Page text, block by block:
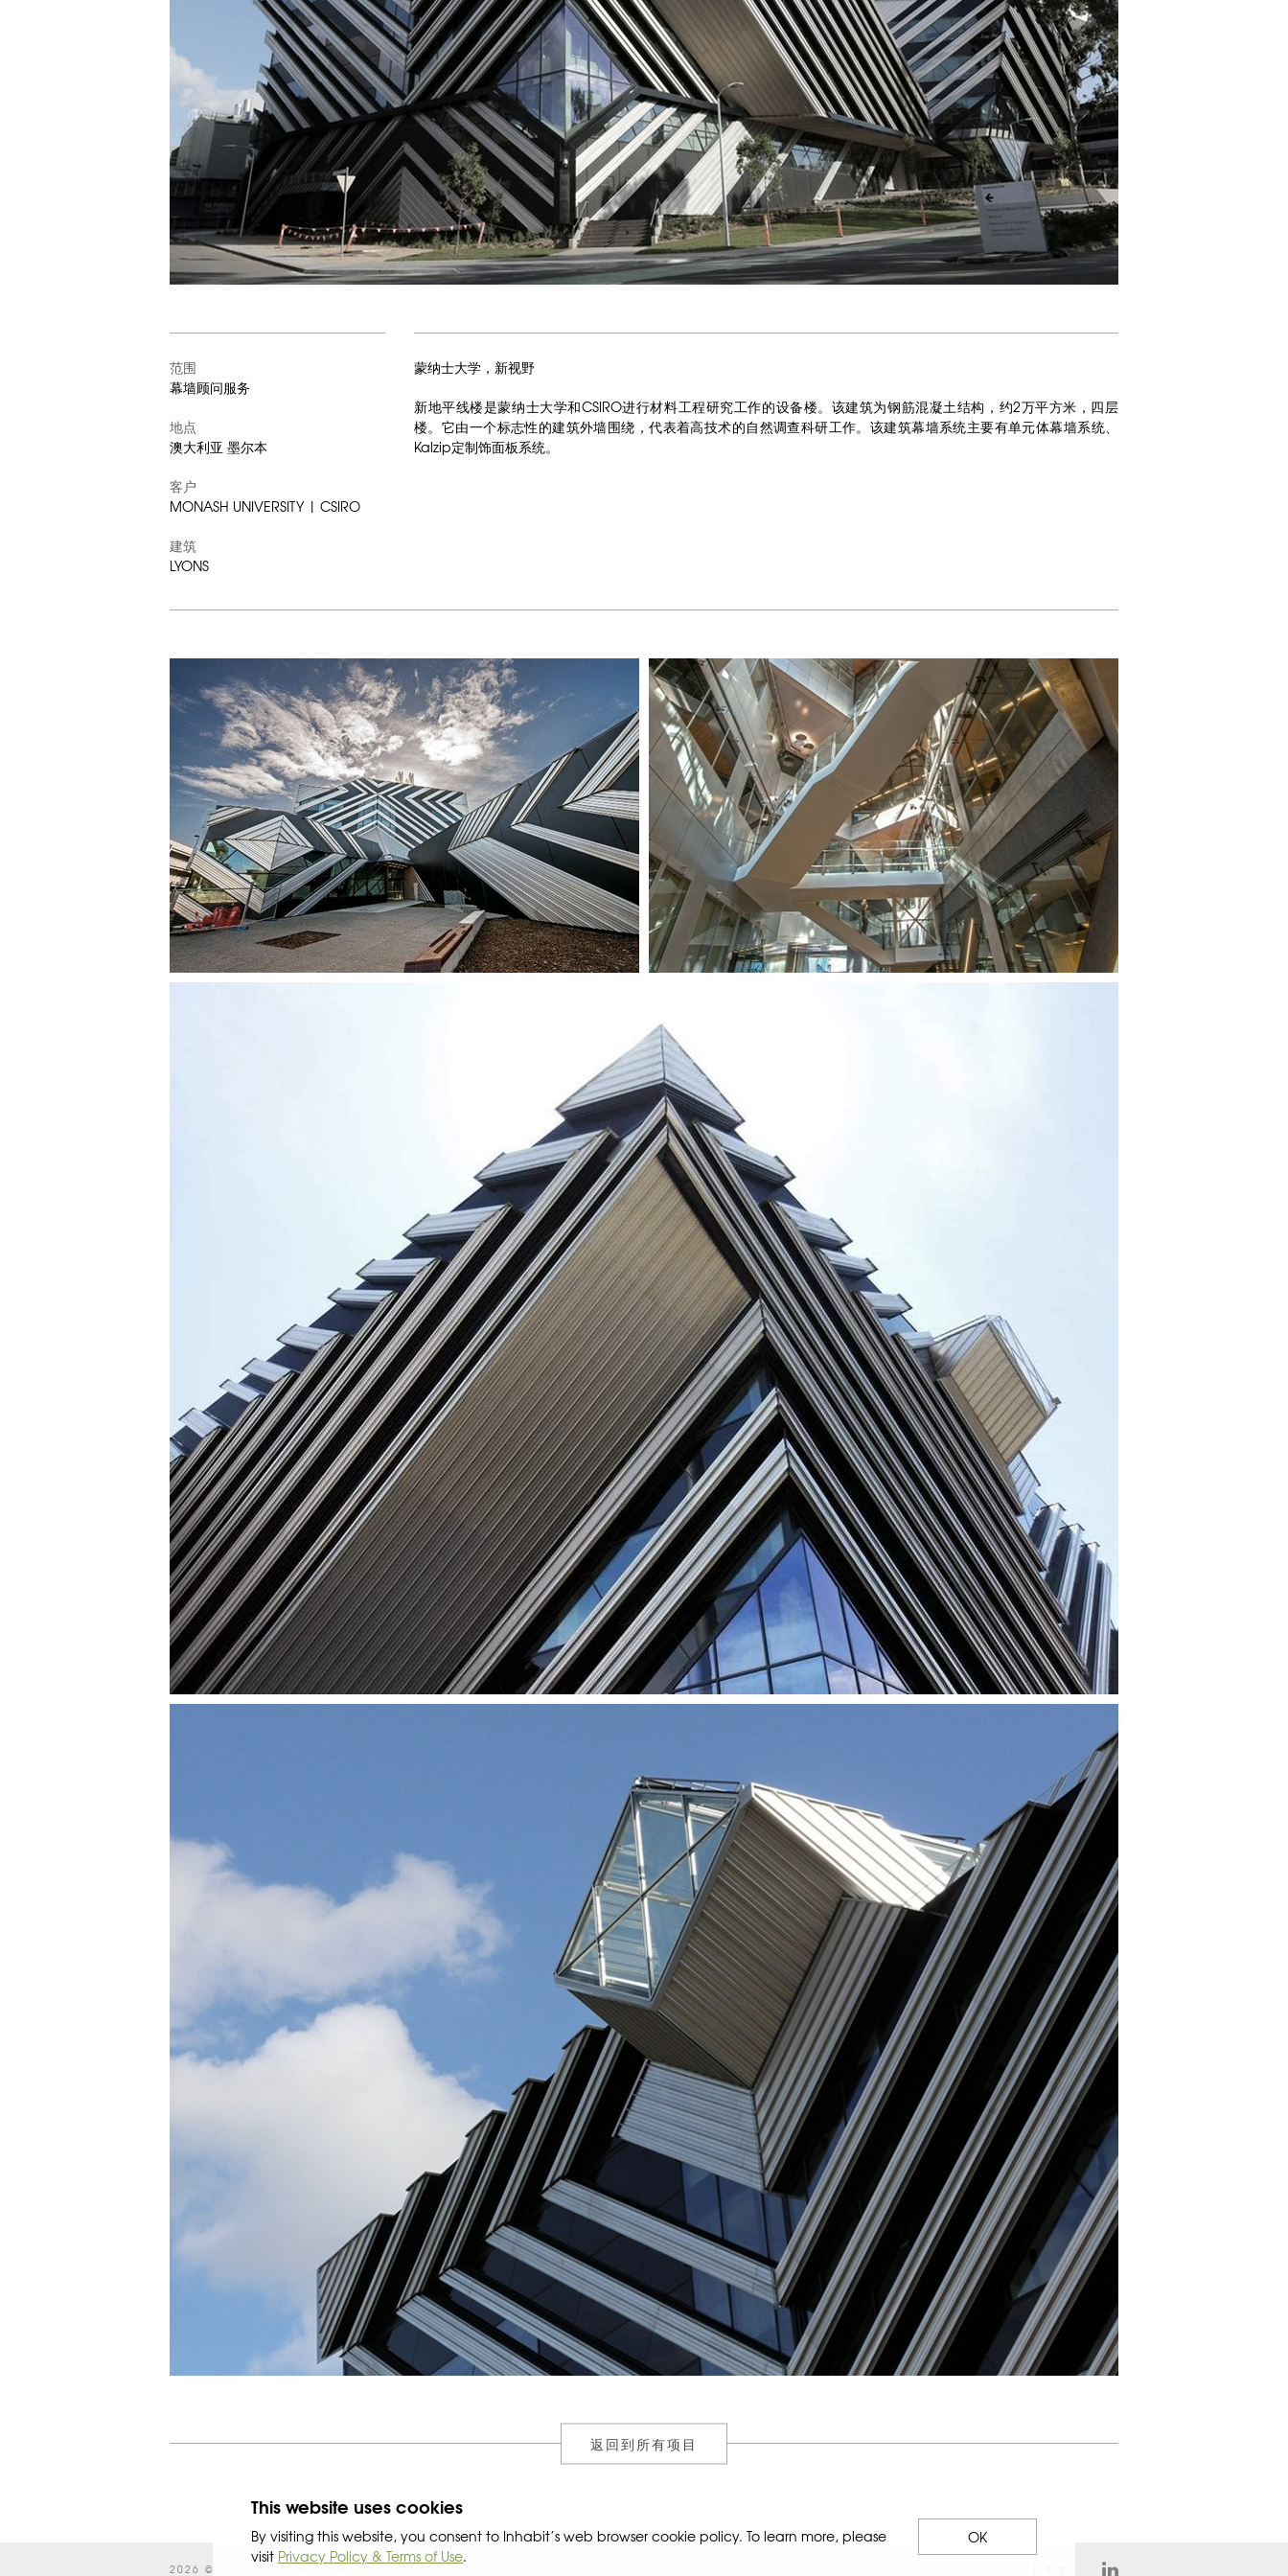
蒙纳士大学，新视野
新地平线楼是蒙纳士大学和CSIRO进行材料工程研究工作的设备楼。该建筑为钢筋混凝土结构，约2万平方米，四层
楼。它由一个标志性的建筑外墙围绕，代表着高技术的自然调查科研工作。该建筑幕墙系统主要有单元体幕墙系统、
Kalzip定制饰面板系统。
范围
幕墙顾问服务
地点
澳大利亚 墨尔本
客户
MONASH UNIVERSITY | CSIRO
建筑
LYONS
返回到所有项目
2026 © INHABIT GROUP | PRIVACY POLICY
This website uses cookies
By visiting this website, you consent to Inhabit’s web browser cookie policy. To learn more, please
visit Privacy Policy & Terms of Use.
OK